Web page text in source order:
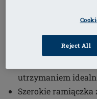
w ciało, nie
limfatycznego.
zastosowaną
utrzymaniem
Szerokie
Reject All